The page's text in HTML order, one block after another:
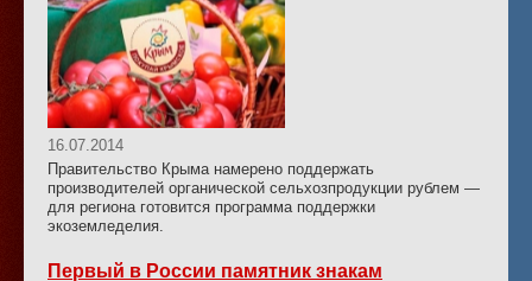
16.07.2014
Правительство Крыма намерено поддержать
производителей органической сельхозпродукции рублем —
для региона готовится программа поддержки
экоземледелия.
Первый в России памятник знакам